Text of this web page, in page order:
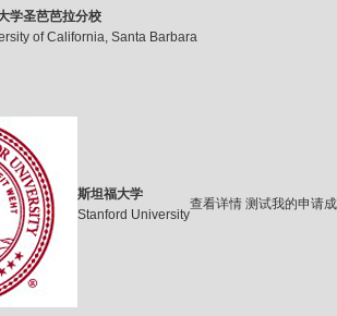
学圣芭芭拉分校
of California, Santa Barbara
斯坦福大学
Stanford University
查看详情 测试我的申请